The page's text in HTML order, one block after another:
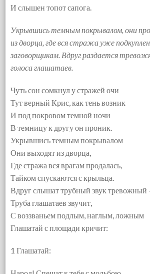
И слышен топот сапога.
Укрывшись темным покрывалом, они
из дворца, где вся стража уже
заговорщикам. Вдруг раздается
голоса глашатаев.
Чуть сон сомкнул у стражей очи
Тут верный Крис, как тень возник
И под покровом темной ночи
В темницу к другу он проник.
Укрывшись темным покрывалом
Они выходят из дворца,
Где стража вся врагам продалась,
Тайком спускаются с крыльца.
Вдруг слышат трубный звук тревожный
Труба глашатаев звучит,
С воззваньем подлым, наглым, ложным
Глашатай с площади кричит:
1 Глашатай: